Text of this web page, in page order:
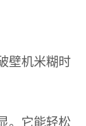
。它能轻松